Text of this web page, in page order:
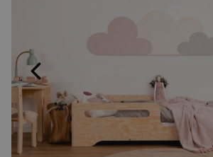
produit